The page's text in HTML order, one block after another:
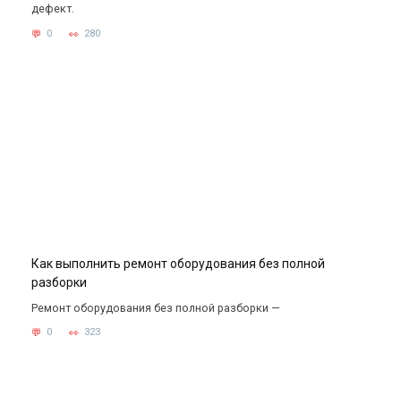
дефект.
0 280
Как выполнить ремонт оборудования без полной
разборки
Ремонт оборудования без полной разборки —
0 323